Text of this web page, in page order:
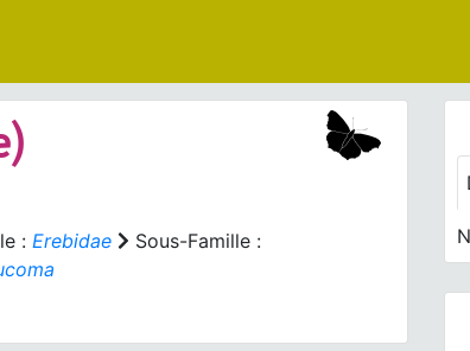
: Erebidae
Sous-Famille :